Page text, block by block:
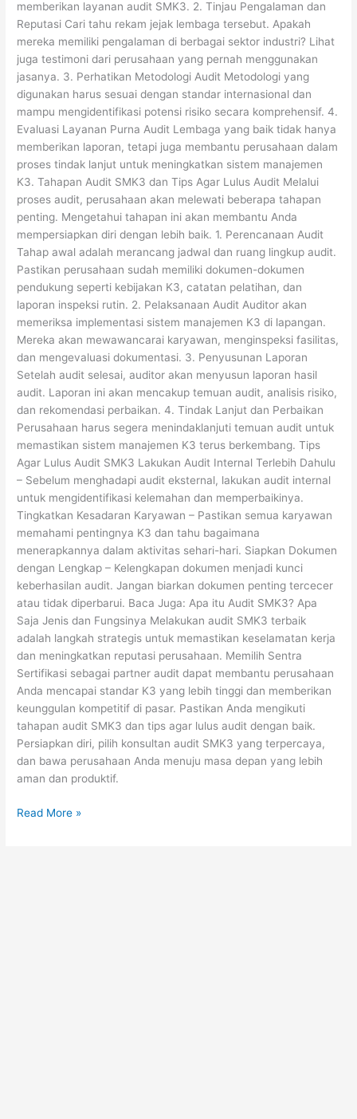
memberikan layanan audit SMK3. 2. Tinjau Pengalaman dan
Reputasi Cari tahu rekam jejak lembaga tersebut. Apakah
mereka memiliki pengalaman di berbagai sektor industri? Lihat
juga testimoni dari perusahaan yang pernah menggunakan
jasanya. 3. Perhatikan Metodologi Audit Metodologi yang
digunakan harus sesuai dengan standar internasional dan
mampu mengidentifikasi potensi risiko secara komprehensif. 4.
Evaluasi Layanan Purna Audit Lembaga yang baik tidak hanya
memberikan laporan, tetapi juga membantu perusahaan dalam
proses tindak lanjut untuk meningkatkan sistem manajemen
K3. Tahapan Audit SMK3 dan Tips Agar Lulus Audit Melalui
proses audit, perusahaan akan melewati beberapa tahapan
penting. Mengetahui tahapan ini akan membantu Anda
mempersiapkan diri dengan lebih baik. 1. Perencanaan Audit
Tahap awal adalah merancang jadwal dan ruang lingkup audit.
Pastikan perusahaan sudah memiliki dokumen-dokumen
pendukung seperti kebijakan K3, catatan pelatihan, dan
laporan inspeksi rutin. 2. Pelaksanaan Audit Auditor akan
memeriksa implementasi sistem manajemen K3 di lapangan.
Mereka akan mewawancarai karyawan, menginspeksi fasilitas,
dan mengevaluasi dokumentasi. 3. Penyusunan Laporan
Setelah audit selesai, auditor akan menyusun laporan hasil
audit. Laporan ini akan mencakup temuan audit, analisis risiko,
dan rekomendasi perbaikan. 4. Tindak Lanjut dan Perbaikan
Perusahaan harus segera menindaklanjuti temuan audit untuk
memastikan sistem manajemen K3 terus berkembang. Tips
Agar Lulus Audit SMK3 Lakukan Audit Internal Terlebih Dahulu
– Sebelum menghadapi audit eksternal, lakukan audit internal
untuk mengidentifikasi kelemahan dan memperbaikinya.
Tingkatkan Kesadaran Karyawan – Pastikan semua karyawan
memahami pentingnya K3 dan tahu bagaimana
menerapkannya dalam aktivitas sehari-hari. Siapkan Dokumen
dengan Lengkap – Kelengkapan dokumen menjadi kunci
keberhasilan audit. Jangan biarkan dokumen penting tercecer
atau tidak diperbarui. Baca Juga: Apa itu Audit SMK3? Apa
Saja Jenis dan Fungsinya Melakukan audit SMK3 terbaik
adalah langkah strategis untuk memastikan keselamatan kerja
dan meningkatkan reputasi perusahaan. Memilih Sentra
Sertifikasi sebagai partner audit dapat membantu perusahaan
Anda mencapai standar K3 yang lebih tinggi dan memberikan
keunggulan kompetitif di pasar. Pastikan Anda mengikuti
tahapan audit SMK3 dan tips agar lulus audit dengan baik.
Persiapkan diri, pilih konsultan audit SMK3 yang terpercaya,
dan bawa perusahaan Anda menuju masa depan yang lebih
aman dan produktif.
Read More »